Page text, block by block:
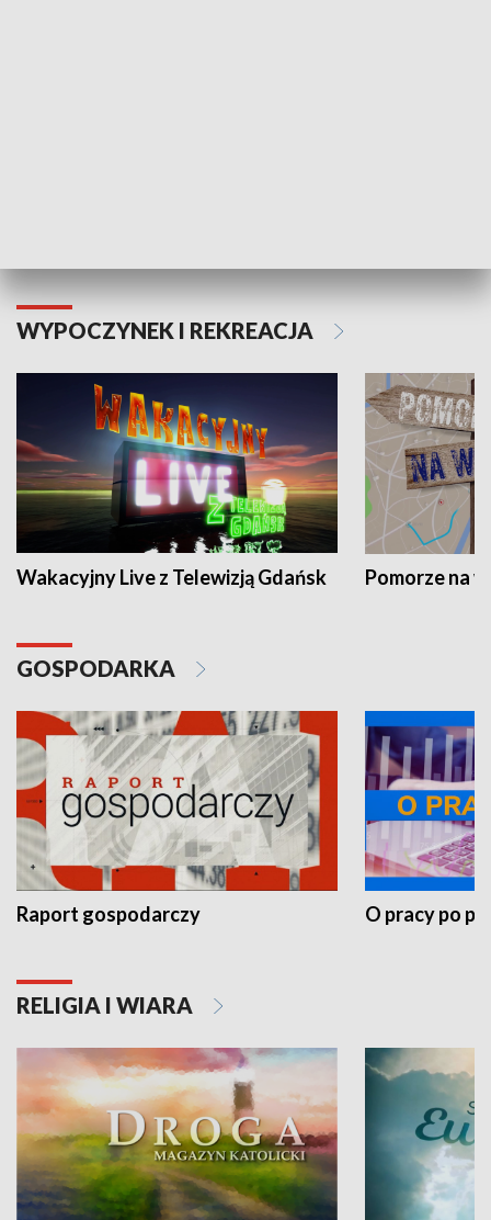
WYPOCZYNEK I REKREACJA
Wakacyjny Live z Telewizją Gdańsk Pomorze na
GOSPODARKA
Raport gospodarczy O pracy po
RELIGIA I WIARA